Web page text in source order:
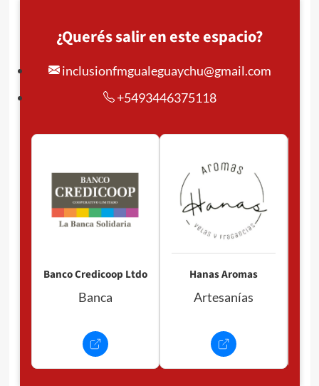
¿Querés salir en este espacio?
inclusionfmgualeguaychu@gmail.com
+5493446375118
Banco Credicoop Ltdo
Banca
Hanas Aromas
Artesanías